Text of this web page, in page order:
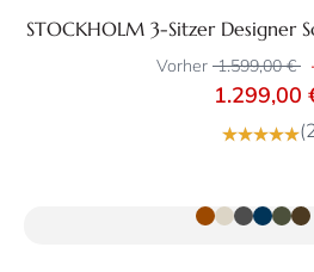
STOCKHOLM 3-Sitzer Designer
Vorher 1.599,00 €
1.299,00